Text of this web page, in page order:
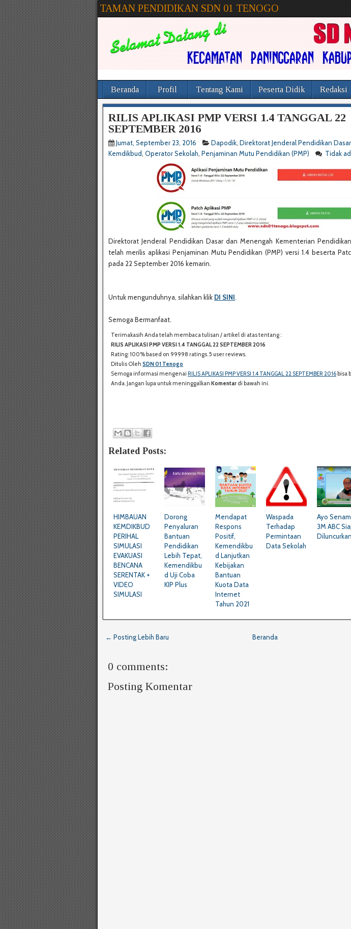
TAMAN PENDIDIKAN SDN 01 TENOGO
Beranda Profil Tentang Kami Peserta Didik Redaksi
RILIS APLIKASI PMP VERSI 1.4 TANGGAL 22
SEPTEMBER 2016
Jumat, September 23, 2016 Dapodik, Direktorat Jenderal Pendidikan
Kemdikbud, Operator Sekolah, Penjaminan Mutu Pendidikan (PMP) Tidak
Direktorat Jenderal Pendidikan Dasar dan Menengah Kementerian
telah merilis aplikasi Penjaminan Mutu Pendidikan (PMP) versi 1.4 beserta
pada 22 September 2016 kemarin.
Untuk mengunduhnya, silahkan klik DI SINI.
Semoga Bermanfaat.
Terimakasih Anda telah membaca tulisan / artikel di atas tentang :
RILIS APLIKASI PMP VERSI 1.4 TANGGAL 22 SEPTEMBER 2016
Rating:100% based on 99998 ratings.5 user reviews.
Ditulis Oleh SDN 01 Tenogo
Semoga informasi mengenai RILIS APLIKASI PMP VERSI 1.4 TANGGAL 22 SEPTEMBER 2016 bisa
Anda. Jangan lupa untuk meninggalkan Komentar di bawah ini.
Related Posts:
HIMBAUAN
KEMDIKBUD
PERIHAL
SIMULASI
EVAKUASI
BENCANA
SERENTAK +
VIDEO
SIMULASI
Dorong
Penyaluran
Bantuan
Pendidikan
Lebih Tepat,
Kemendikbu
d Uji Coba
KIP Plus
Mendapat
Respons
Positif,
Kemendikbu
d Lanjutkan
Kebijakan
Bantuan
Kuota Data
Internet
Tahun 2021
Waspada
Terhadap
Permintaan
Data Sekolah
Ayo Senam
3M ABC
Diluncurkan
← Posting Lebih Baru Beranda
0 comments:
Posting Komentar